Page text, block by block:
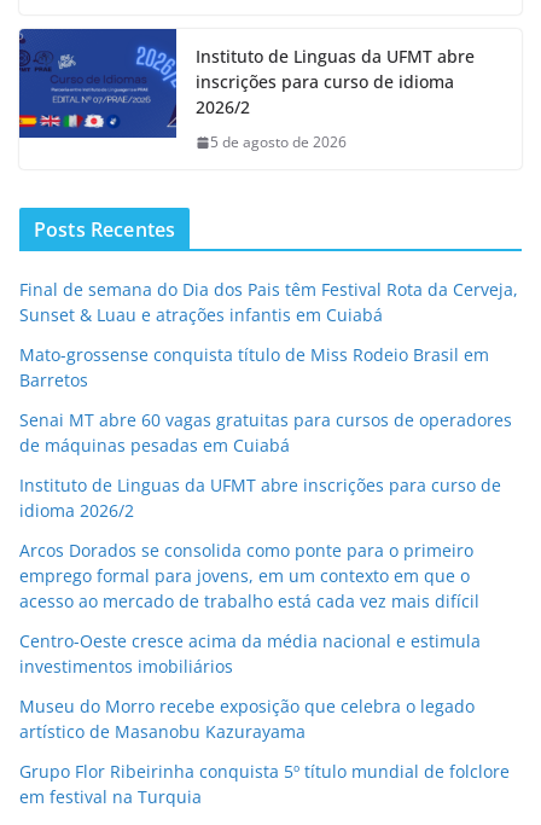
Instituto de Linguas da UFMT abre
inscrições para curso de idioma
2026/2
5 de agosto de 2026
Posts Recentes
Final de semana do Dia dos Pais têm Festival Rota da Cerveja,
Sunset & Luau e atrações infantis em Cuiabá
Mato-grossense conquista título de Miss Rodeio Brasil em
Barretos
Senai MT abre 60 vagas gratuitas para cursos de operadores
de máquinas pesadas em Cuiabá
Instituto de Linguas da UFMT abre inscrições para curso de
idioma 2026/2
Arcos Dorados se consolida como ponte para o primeiro
emprego formal para jovens, em um contexto em que o
acesso ao mercado de trabalho está cada vez mais difícil
Centro-Oeste cresce acima da média nacional e estimula
investimentos imobiliários
Museu do Morro recebe exposição que celebra o legado
artístico de Masanobu Kazurayama
Grupo Flor Ribeirinha conquista 5º título mundial de folclore
em festival na Turquia